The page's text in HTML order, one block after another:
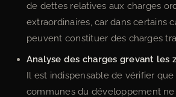
de dettes relatives aux charges
extraordinaires, car dans certains
peuvent constituer des charges
Analyse des charges grevant les
Il est indispensable de vérifier que
communes du développement ne